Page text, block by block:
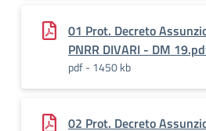
01 Prot. Decreto
PNRR DIVARI - DM
pdf - 1450 kb
02 Prot. Decreto